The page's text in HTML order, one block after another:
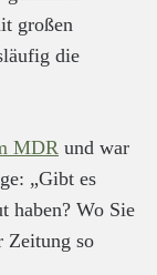
großen
die
MDR und war
„Gibt es
haben? Wo Sie
Zeitung so